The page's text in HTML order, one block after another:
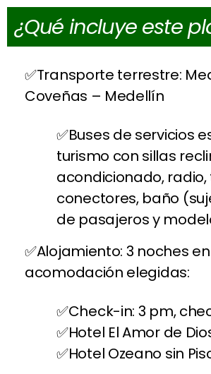
¿Qué incluye este
Transporte terrestre:
Coveñas – Medellín
Buses de servicios
turismo con sillas
acondicionado, radio,
conectores, baño
de pasajeros y
Alojamiento: 3 noches
acomodación elegidas:
Check-in: 3 pm,
Hotel El Amor de
Hotel Ozeano sin